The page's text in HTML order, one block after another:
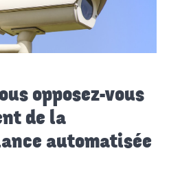
opposez-vous
de la
automatisée